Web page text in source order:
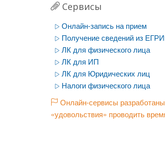
Сервисы
Онлайн-запись на прием
Получение сведений из
ЛК для физического лица
ЛК для ИП
ЛК для Юридических лиц
Налоги физического лица
Онлайн-сервисы
«удовольствия» проводить